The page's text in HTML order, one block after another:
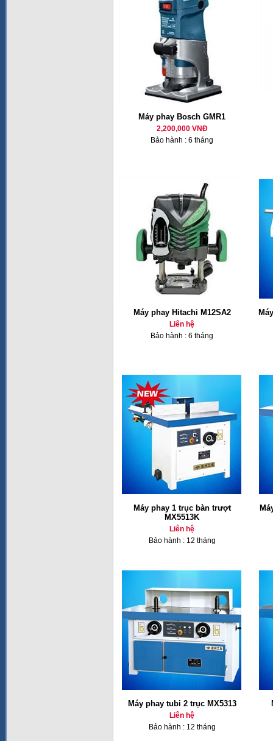
Máy phay Bosch GMR1
2,200,000 VNĐ
Bảo hành : 6 tháng
Máy phay Hitachi M12SA2
Liên hệ
Bảo hành : 6 tháng
Máy phay 1 trục bàn trượt
MX5513K
Liên hệ
Bảo hành : 12 tháng
Máy phay tubi 2 trục MX5313
Liên hệ
Bảo hành : 12 tháng